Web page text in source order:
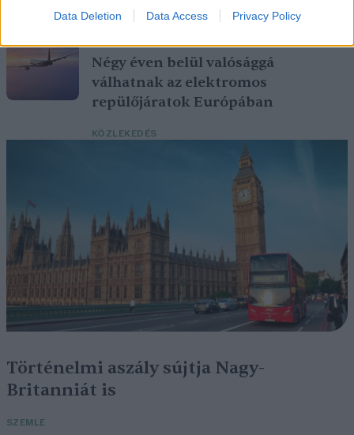
Data Deletion Data Access Privacy Policy
SZEMLE
Négy éven belül valósággá
válhatnak az elektromos
repülőjáratok Európában
KÖZLEKEDÉS
Történelmi aszály sújtja Nagy-
Britanniát is
SZEMLE